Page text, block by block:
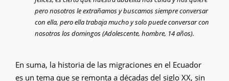
pero nosotros le extrañamos y buscamos siempre conversar
con ella, pero ella trabaja mucho y solo puede conversar con
nosotros los domingos (Adolescente, hombre, 14 años).
En suma, la historia de las migraciones en el Ecuador
es un tema que se remonta a décadas del siglo XX, sin